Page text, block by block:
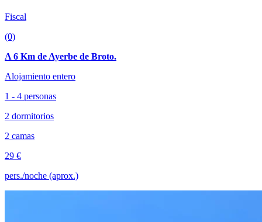
Fiscal
(0)
A 6 Km de Ayerbe de Broto.
Alojamiento entero
1 - 4 personas
2 dormitorios
2 camas
29 €
pers./noche (aprox.)